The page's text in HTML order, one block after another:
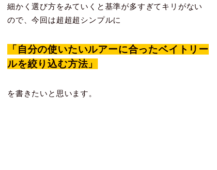
細かく選び方をみていくと基準が多すぎてキリがない
ので、今回は超超超シンプルに
「自分の使いたいルアーに合ったベイトリー
ルを絞り込む方法」
を書きたいと思います。